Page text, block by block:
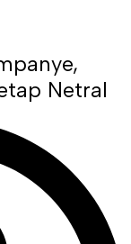
Netral